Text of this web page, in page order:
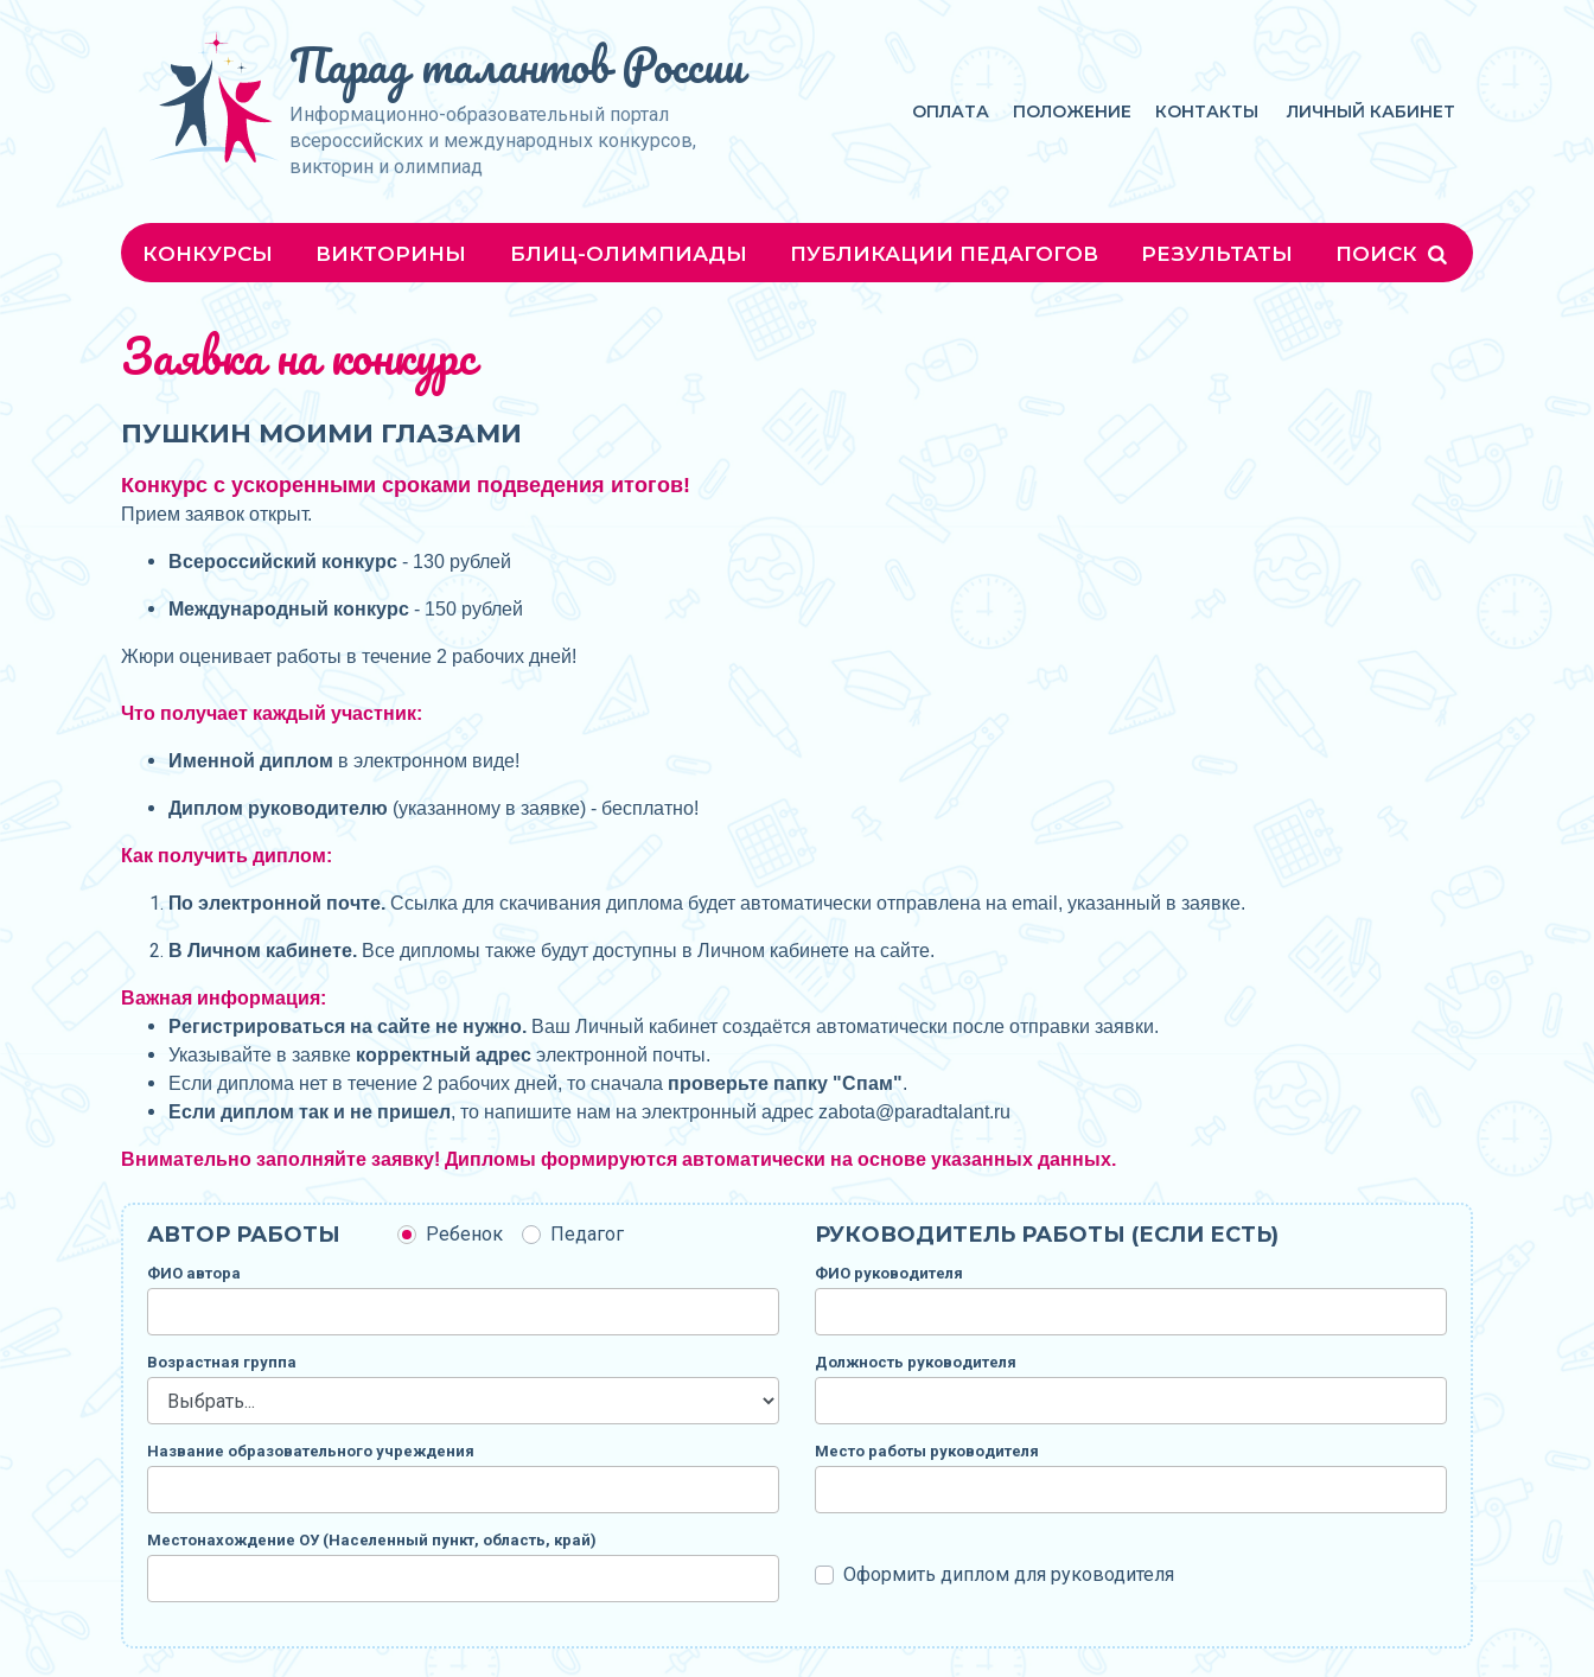
Парад талантов России
Информационно-образовательный портал
всероссийских и международных конкурсов,
викторин и олимпиад
ОПЛАТА ПОЛОЖЕНИЕ КОНТАКТЫ ЛИЧНЫЙ КАБИНЕТ
КОНКУРСЫ ВИКТОРИНЫ БЛИЦ-ОЛИМПИАДЫ ПУБЛИКАЦИИ ПЕДАГОГОВ РЕЗУЛЬТАТЫ ПОИСК
Заявка на конкурс
ПУШКИН МОИМИ ГЛАЗАМИ
Конкурс с ускоренными сроками подведения итогов!
Прием заявок открыт.
Всероссийский конкурс - 130 рублей
Международный конкурс - 150 рублей
Жюри оценивает работы в течение 2 рабочих дней!
Что получает каждый участник:
Именной диплом в электронном виде!
Диплом руководителю (указанному в заявке) - бесплатно!
Как получить диплом:
По электронной почте. Ссылка для скачивания диплома будет автоматически отправлена на email, указанный в заявке.
В Личном кабинете. Все дипломы также будут доступны в Личном кабинете на сайте.
Важная информация:
Регистрироваться на сайте не нужно. Ваш Личный кабинет создаётся автоматически после отправки заявки.
Указывайте в заявке корректный адрес электронной почты.
Если диплома нет в течение 2 рабочих дней, то сначала проверьте папку "Спам".
Если диплом так и не пришел, то напишите нам на электронный адрес zabota@paradtalant.ru
Внимательно заполняйте заявку! Дипломы формируются автоматически на основе указанных данных.
АВТОР РАБОТЫ Ребенок Педагог
ФИО автора
Возрастная группа
Название образовательного учреждения
Местонахождение ОУ (Населенный пункт, область, край)
РУКОВОДИТЕЛЬ РАБОТЫ (ЕСЛИ ЕСТЬ)
ФИО руководителя
Должность руководителя
Место работы руководителя
Оформить диплом для руководителя